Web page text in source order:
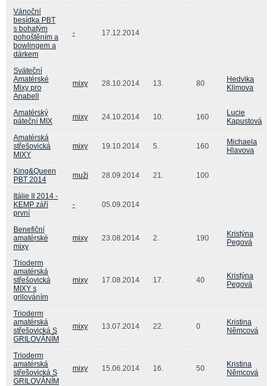
Vánoční
besídka PBT
s bohatým
pohoštěním a
bowlingem a
dárkem
- 17.12.2014
Sváteční
Amatérské
Mixy pro
Anabell
mixy 28.10.2014 13. 80
Hedvika
Klimova
Amatérský
páteční MIX
mixy 24.10.2014 10. 160
Lucie
Kapustová
Amatérská
střešovická
MIXY
mixy 19.10.2014 5. 160
Michaela
Hlavova
King&Queen
PBT 2014
muži 28.09.2014 21. 100
Itálie II 2014 -
KEMP září
první
- 05.09.2014
Benefiční
amatérské
mixy
mixy 23.08.2014 2. 190
Kristýna
Pegová
Trioderm
amatérská
střešovická
MIXY s
grilováním
mixy 17.08.2014 17. 40
Kristýna
Pegová
Trioderm
amatérská
střešovická S
GRILOVÁNÍM
mixy 13.07.2014 22. 0
Kristina
Němcová
Trioderm
amatérská
střešovická S
GRILOVÁNÍM
mixy 15.06.2014 16. 50
Kristina
Němcová